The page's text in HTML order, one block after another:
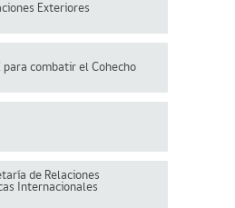
Exteriores
para combatir el Cohecho
de Relaciones
Internacionales